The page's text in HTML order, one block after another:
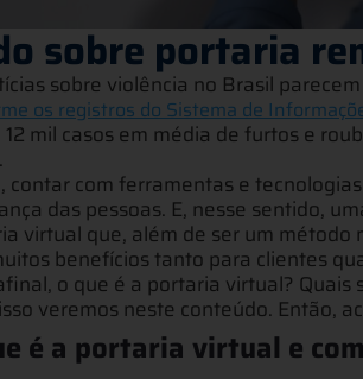
sobre portaria
sobre violência no Brasil
os registros do Sistema de
mil casos em média de furtos e
contar com ferramentas e
das pessoas. E, nesse sentido,
virtual que, além de ser um
benefícios tanto para clientes
o que é a portaria virtual?
veremos neste conteúdo. Então,
é a portaria virtual e